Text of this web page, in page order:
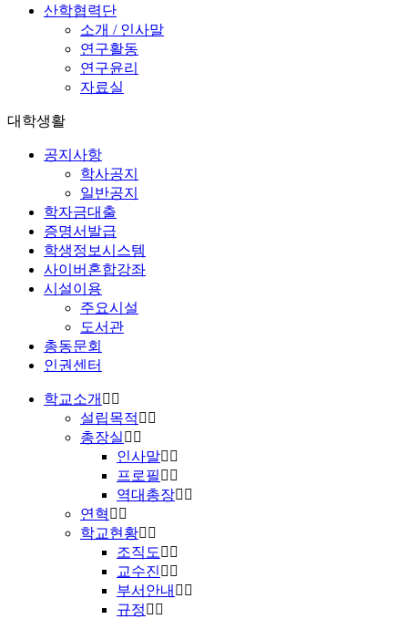
산학협력단
소개 / 인사말
연구활동
연구윤리
자료실
대학생활
공지사항
학사공지
일반공지
학자금대출
증명서발급
학생정보시스템
사이버혼합강좌
시설이용
주요시설
도서관
총동문회
인권센터
학교소개
설립목적
총장실
인사말
프로필
역대총장
연혁
학교현황
조직도
교수진
부서안내
규정